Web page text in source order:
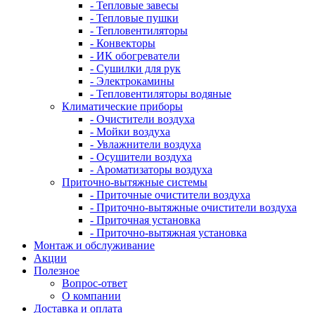
- Тепловые завесы
- Тепловые пушки
- Тепловентиляторы
- Конвекторы
- ИК обогреватели
- Сушилки для рук
- Электрокамины
- Тепловентиляторы водяные
Климатические приборы
- Очистители воздуха
- Мойки воздуха
- Увлажнители воздуха
- Осушители воздуха
- Ароматизаторы воздуха
Приточно-вытяжные системы
- Приточные очистители воздуха
- Приточно-вытяжные очистители воздуха
- Приточная установка
- Приточно-вытяжная установка
Монтаж и обслуживание
Акции
Полезное
Вопрос-ответ
О компании
Доставка и оплата